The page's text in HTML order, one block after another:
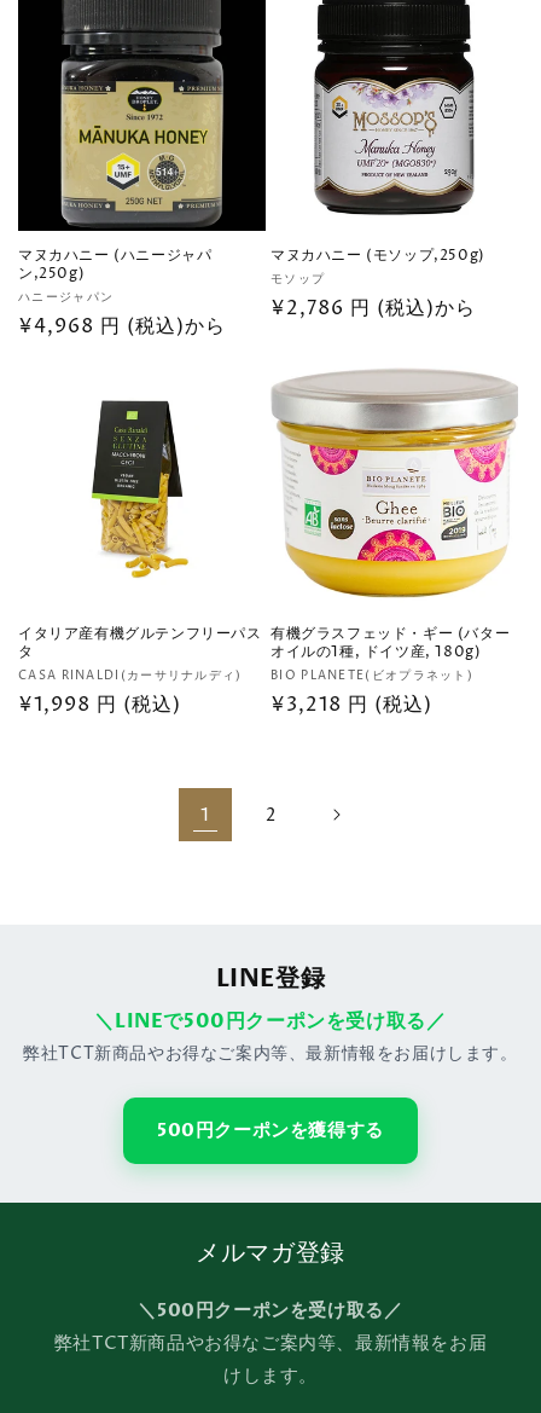
マヌカハニー (ハニージャパ
ン,250g)
販
売
ハニージャパン
通
¥4,968 円 (税込)から
マヌカハニー (モソップ,250g)
販
売
モソップ
通
格
¥2,786 円 (税込)から
イタリア産有機グルテンフリーパス
タ
販
売
CASA RINALDI(カーサリナルディ)
通
¥1,998 円 (税込)
有機グラスフェッド・ギー (バター
オイルの1種, ドイツ産, 180g)
販
売
BIO PLANETE(ビオプラネット)
通
¥3,218 円 (税込)
1 2
LINE登録
＼LINEで500円クーポンを受け取る／
弊社TCT新商品やお得なご案内等、最新情報をお届けします。
500円クーポンを獲得する
メルマガ登録
＼500円クーポンを受け取る／
弊社TCT新商品やお得なご案内等、最新情報をお届
けします。